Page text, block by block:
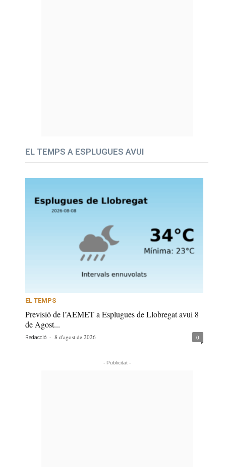
EL TEMPS A ESPLUGUES AVUI
EL TEMPS
Previsió de l’AEMET a Esplugues de Llobregat avui 8
de Agost...
Redacció - 8 d'agost de 2026 0
- Publicitat -